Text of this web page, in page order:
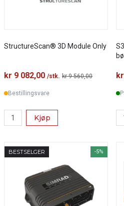
StructureScan® 3D Module Only
kr 9 082,00 /stk. kr 9 560,00
Bestillingsvare
Kjøp
BESTSELGER -5%